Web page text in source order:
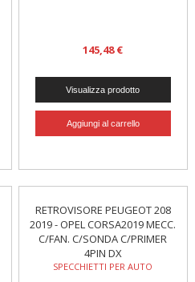
145,48 €
RETROVISORE PEUGEOT 208
2019 - OPEL CORSA2019 MECC.
C/FAN. C/SONDA C/PRIMER
4PIN DX
SPECCHIETTI PER AUTO